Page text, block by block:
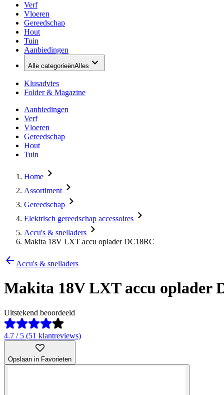
Verf
Vloeren
Gereedschap
Hout
Tuin
Aanbiedingen
Alle categorieënAlles
Klusadvies
Folder & Magazine
Aanbiedingen
Verf
Vloeren
Gereedschap
Hout
Tuin
Home
Assortiment
Gereedschap
Elektrisch gereedschap accessoires
Accu's & snelladers
Makita 18V LXT accu oplader DC18RC
Accu's & snelladers
Makita 18V LXT accu oplader
Uitstekend beoordeeld
4.7 / 5 (51 klantreviews)
Opslaan in Favorieten